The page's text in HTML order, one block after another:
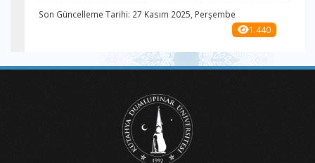
Son Güncelleme Tarihi: 27 Kasım 2025, Perşembe
1.440